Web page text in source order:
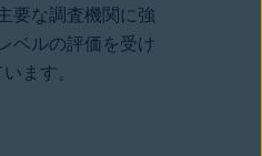
要な調査機関に強
ベルの評価を受け
ます。